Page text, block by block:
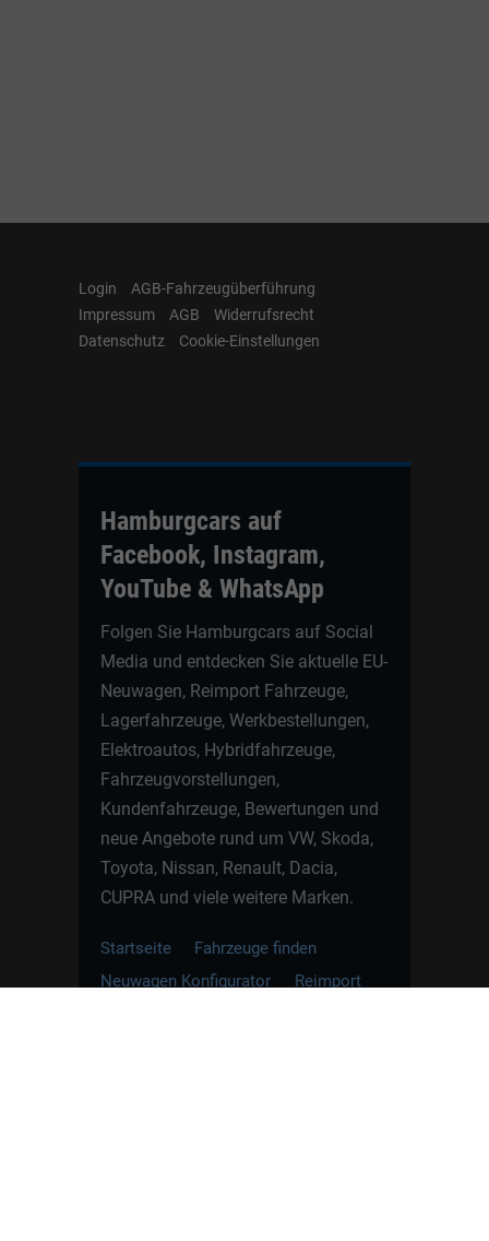
Login
AGB-Fahrzeugüberführung
Impressum
AGB
Widerrufsrecht
Datenschutz
Cookie-Einstellungen
Hamburgcars auf
Facebook, Instagram,
YouTube & WhatsApp
Folgen Sie Hamburgcars auf Social
Media und entdecken Sie aktuelle EU-
Neuwagen, Reimport Fahrzeuge,
Lagerfahrzeuge, Werkbestellungen,
Elektroautos, Hybridfahrzeuge,
Fahrzeugvorstellungen,
Kundenfahrzeuge, Bewertungen und
neue Angebote rund um VW, Skoda,
Toyota, Nissan, Renault, Dacia,
CUPRA und viele weitere Marken.
Startseite
Fahrzeuge finden
Neuwagen Konfigurator
Reimport